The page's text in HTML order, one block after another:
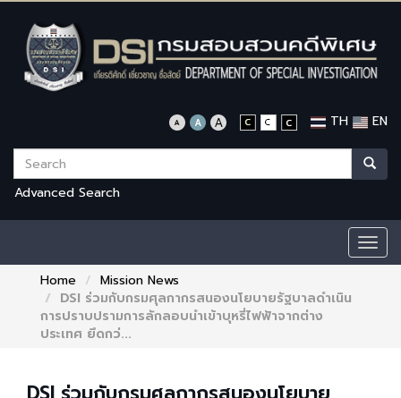
TH EN
Advanced Search
Home
Mission News
DSI ร่วมกับกรมศุลกากรสนองนโยบายรัฐบาลดำเนิน
การปราบปรามการลักลอบนำเข้าบุหรี่ไฟฟ้าจากต่าง
ประเทศ ยึดกว่...